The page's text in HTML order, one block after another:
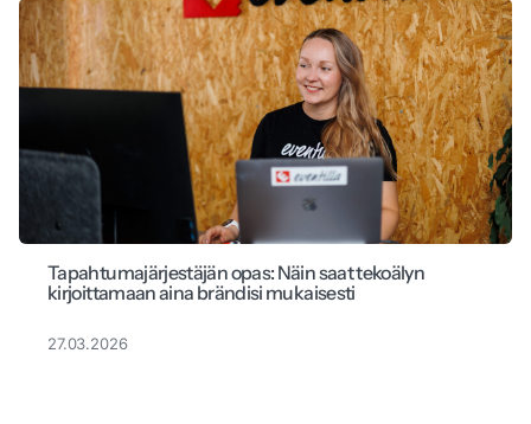
Tapahtumajärjestäjän opas: Näin saat tekoälyn
kirjoittamaan aina brändisi mukaisesti
27.03.2026